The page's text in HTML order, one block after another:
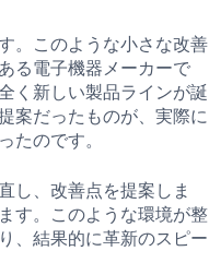
。このような小さな改善
る電子機器メーカーで
く新しい製品ラインが誕
案だったものが、実際に
たのです。
し、改善点を提案しま
す。このような環境が整
、結果的に革新のスピー